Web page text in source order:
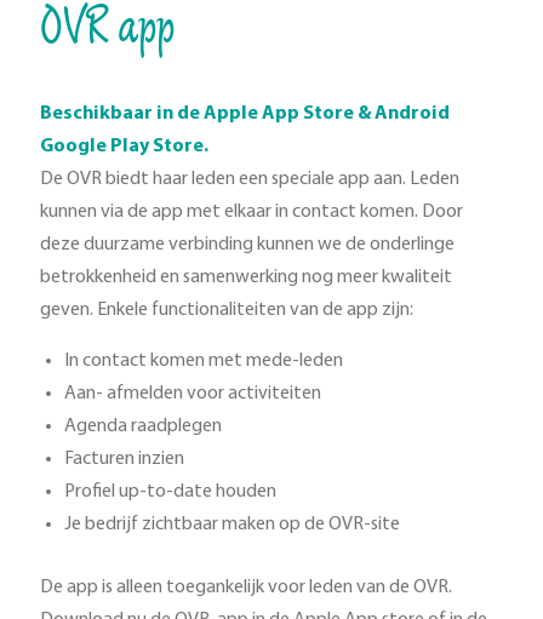
OVR app
Beschikbaar in de Apple App Store & Android
Google Play Store.
De OVR biedt haar leden een speciale app aan. Leden
kunnen via de app met elkaar in contact komen. Door
deze duurzame verbinding kunnen we de onderlinge
betrokkenheid en samenwerking nog meer kwaliteit
geven. Enkele functionaliteiten van de app zijn:
In contact komen met mede-leden
Aan- afmelden voor activiteiten
Agenda raadplegen
Facturen inzien
Profiel up-to-date houden
Je bedrijf zichtbaar maken op de OVR-site
De app is alleen toegankelijk voor leden van de OVR.